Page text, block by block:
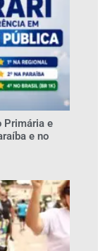
Primária e
e no